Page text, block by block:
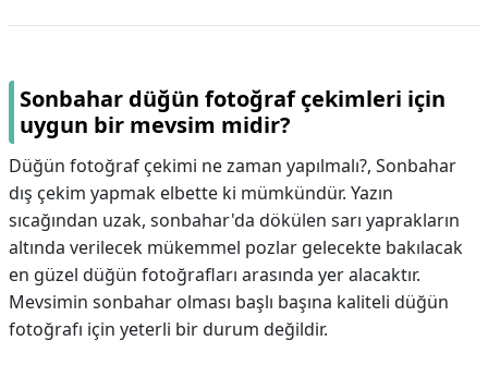
Sonbahar düğün fotoğraf çekimleri için
uygun bir mevsim midir?
Düğün fotoğraf çekimi ne zaman yapılmalı?, Sonbahar
dış çekim yapmak elbette ki mümkündür. Yazın
sıcağından uzak, sonbahar'da dökülen sarı yaprakların
altında verilecek mükemmel pozlar gelecekte bakılacak
en güzel düğün fotoğrafları arasında yer alacaktır.
Mevsimin sonbahar olması başlı başına kaliteli düğün
fotoğrafı için yeterli bir durum değildir.